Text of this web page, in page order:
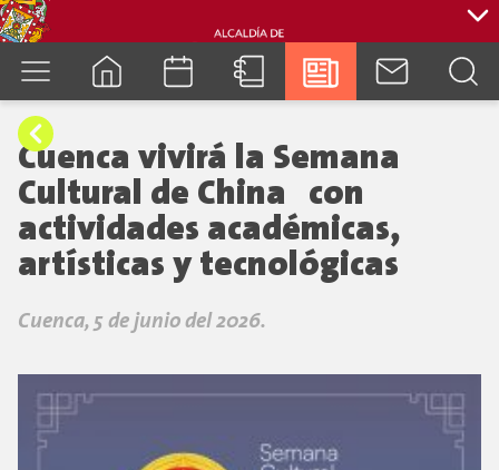
Cuenca vivirá la Semana
Cultural de China con
actividades académicas,
artísticas y tecnológicas
Cuenca, 5 de junio del 2026.